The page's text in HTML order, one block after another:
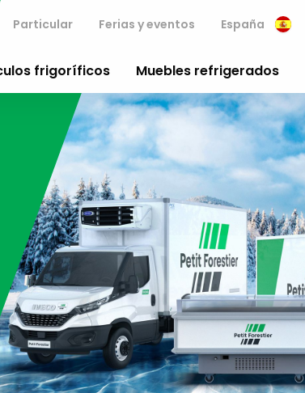
Particular Ferias y eventos España
frigoríficos Muebles refrigerados